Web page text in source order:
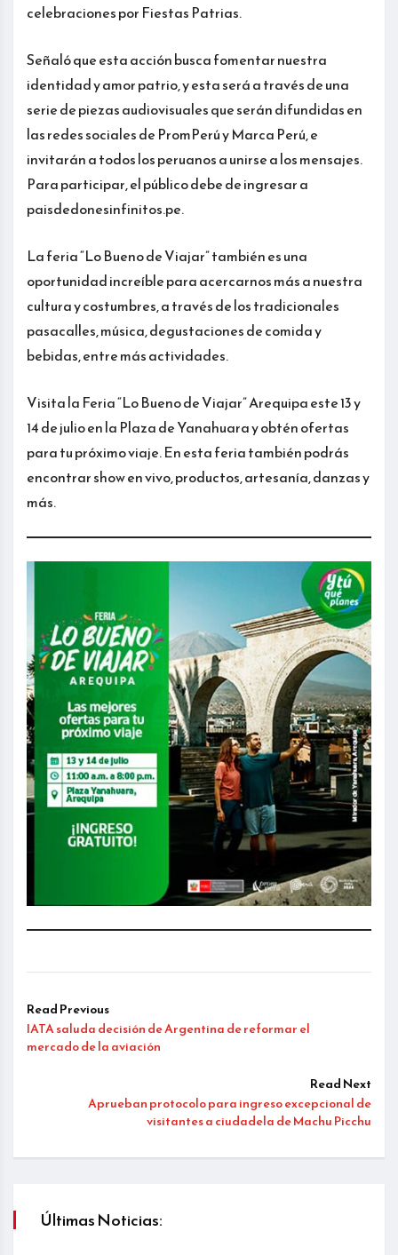
celebraciones por Fiestas Patrias.
Señaló que esta acción busca fomentar nuestra
identidad y amor patrio, y esta será a través de una
serie de piezas audiovisuales que serán difundidas en
las redes sociales de PromPerú y Marca Perú, e
invitarán a todos los peruanos a unirse a los mensajes.
Para participar, el público debe de ingresar a
paisdedonesinfinitos.pe.
La feria “Lo Bueno de Viajar” también es una
oportunidad increíble para acercarnos más a nuestra
cultura y costumbres, a través de los tradicionales
pasacalles, música, degustaciones de comida y
bebidas, entre más actividades.
Visita la Feria “Lo Bueno de Viajar” Arequipa este 13 y
14 de julio en la Plaza de Yanahuara y obtén ofertas
para tu próximo viaje. En esta feria también podrás
encontrar show en vivo, productos, artesanía, danzas y
más.
Read Previous
IATA saluda decisión de Argentina de reformar el
mercado de la aviación
Read Next
Aprueban protocolo para ingreso excepcional de
visitantes a ciudadela de Machu Picchu
Últimas Noticias: